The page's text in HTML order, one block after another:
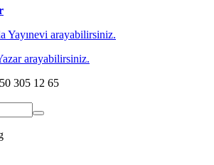
Yayınevi arayabilirsiniz.
arayabilirsiniz.
305 12 65